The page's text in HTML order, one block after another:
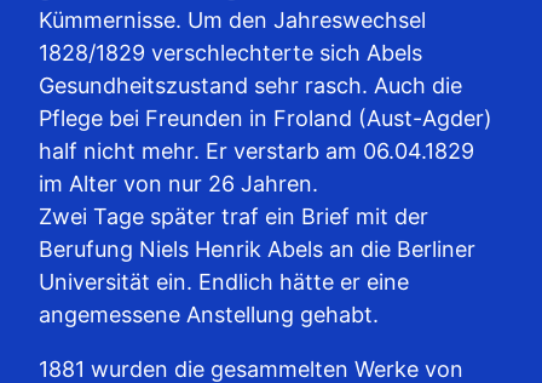
Kümmernisse. Um den Jahreswechsel
1828/1829 verschlechterte sich Abels
Gesundheitszustand sehr rasch. Auch die
Pflege bei Freunden in Froland (Aust-Agder)
half nicht mehr. Er verstarb am 06.04.1829
im Alter von nur 26 Jahren.
Zwei Tage später traf ein Brief mit der
Berufung Niels Henrik Abels an die Berliner
Universität ein. Endlich hätte er eine
angemessene Anstellung gehabt.
1881 wurden die gesammelten Werke von